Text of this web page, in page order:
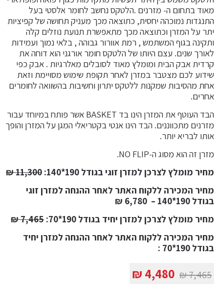
מאוד בתחום ה- מזרנים .הלטקס נחשב לחומר אלסטי בעל
התנגדות נמוכהה יחסית, כתוצאה מכך מעניק תחושה של קפיציות
יתר על המזרן וכתוצאה מכך מתאפשרת תנועת נוזלים קלה
ותקינה בגוף המשתמש , רמת אוורור גבוהה , בלאי נמוך ועמידות
לאורך שנים. עצם היותו של הלטקס חומר אורגני הוא דוחה את
קרדית אבק הבית ומומלץ מאוד לסובלים מאלרגיות . אבק כפי
שידוע לכם מצטבר במזרן לאחר תקופת שימוש מסויימת וזאת
אחת מהסיבות שמקנות ללטקס יתרון וחשיבות בהשוואה לחומרים
אחרים.
הבד העוטף את המזרן הינו בד BASKET אשר פותח במיוחד עבור
מזרנים מתכווננים. הבד הינו אנטי בקטריאלי המגן על המזרן והופך
אותו לבריא יותר.
מזרן זה הוא מסוג ה-NO FLIP.
מחיר מומלץ לצרכן למזרן זוגי בגודל 190*140
:
11,300 ₪
מחיר המכירה ללקוח האתר לאחר ההנחה למזרן זוגי
בגודל 190*140
– 6,780 ₪
מחיר מומלץ לצרכן למזרן יחיד בגודל 190*70:
7,465 ₪
מחיר המכירה ללקוח האתר לאחר ההנחה למזרן יחיד
בגודל 190*70 :
7,465
₪ המחיר
4,480
₪